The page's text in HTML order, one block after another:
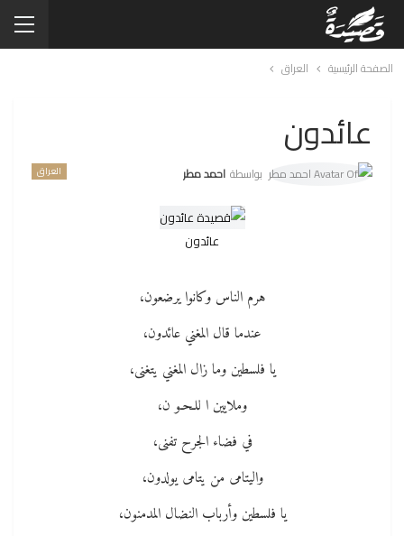
الصفحة الرئيسية العراق
عائدون
العراق بواسطة احمد مطر
عائدون
هرم الناس وكانوا يرضعون،
عندما قال المغني عائدون،
يا فلسطين وما زال المغني يتغنى،
وملايين ا للـحـو ن،
في فضاء الجرح تفنى،
واليتامى من يتامى يولدون،
يا فلسطين وأرباب النضال المدمنون،